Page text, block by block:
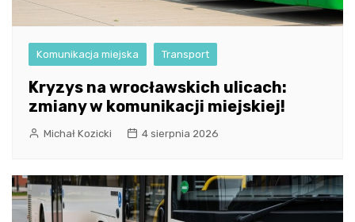
Komunikacja miejska Transport
Kryzys na wrocławskich ulicach:
zmiany w komunikacji miejskiej!
Michał Kozicki 4 sierpnia 2026